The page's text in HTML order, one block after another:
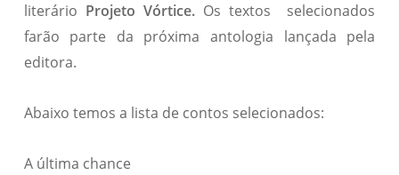
literário Projeto Vórtice.Os textos selecionados
farão parte da próxima antologia lançada pela
editora.
Abaixo temos a lista de contos selecionados:
A última chance